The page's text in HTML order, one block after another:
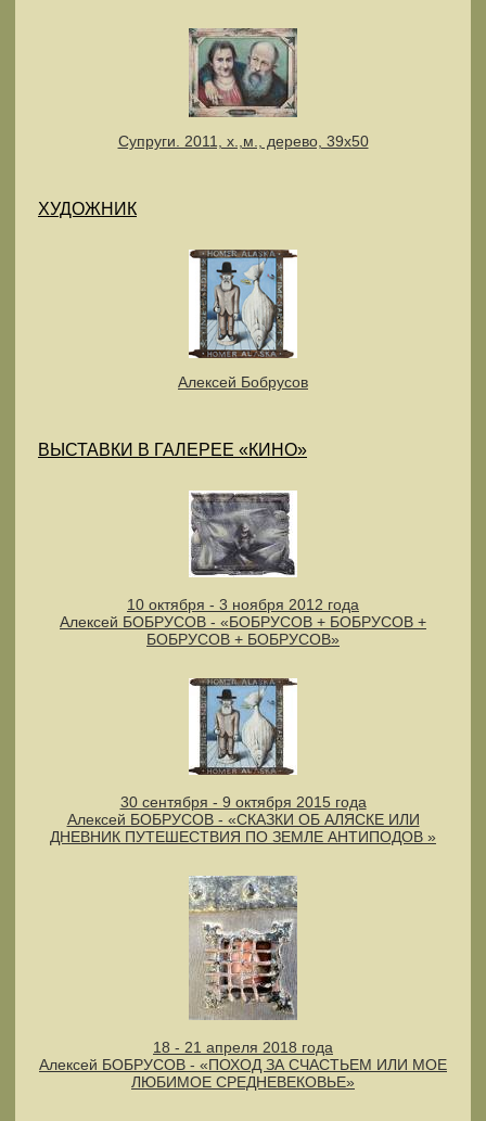
Супруги. 2011, х.,м., дерево, 39х50
ХУДОЖНИК
Алексей Бобрусов
ВЫСТАВКИ В ГАЛЕРЕЕ «КИНО»
10 октября - 3 ноября 2012 года
Алексей БОБРУСОВ - «БОБРУСОВ + БОБРУСОВ +
БОБРУСОВ + БОБРУСОВ»
30 сентября - 9 октября 2015 года
Алексей БОБРУСОВ - «СКАЗКИ ОБ АЛЯСКЕ ИЛИ
ДНЕВНИК ПУТЕШЕСТВИЯ ПО ЗЕМЛЕ АНТИПОДОВ »
18 - 21 апреля 2018 года
Алексей БОБРУСОВ - «ПОХОД ЗА СЧАСТЬЕМ ИЛИ МОЕ
ЛЮБИМОЕ СРЕДНЕВЕКОВЬЕ»